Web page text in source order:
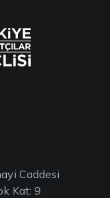
Caddesi
Kat: 9